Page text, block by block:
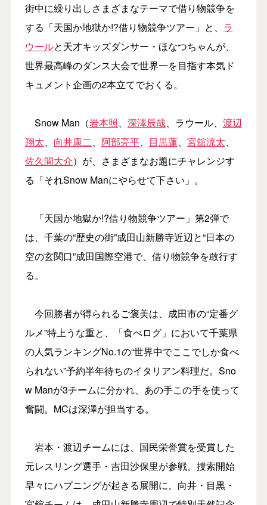
街中に繰り出しさまざまなテーマで借り物競争を
する「天国か地獄か!?借り物競争ツアー」と、 ラ
ウールと天才キッズダンサー・ほなつちゃんが、
世界最高峰のダンス大会で世界一を目指す本気ド
キュメント企画の2本立てでおくる。
Snow Man（岩本照、 深澤辰哉、ラウール、 渡辺
翔太、 向井康二、 阿部亮平、 目黒蓮、 宮舘涼太、
佐久間大介）が、さまざまなお題にチャレンジす
る「それSnow Manにやらせて下さい」。
「天国か地獄か!?借り物競争ツアー」第2弾で
は、千葉の“歴史の街”成田山新勝寺近辺と“日本の
空の玄関口”成田国際空港で、借り物競争を敢行す
る。
今回勝者が得られるご褒美は、成田市の“定番グ
ルメ”特上うな重と、「食べログ」において千葉県
の人気ランキングNo.1の“世界中でここでしか食べ
られない”予約半年待ちのイタリアン料理だ。Sno
w Manが3チームに分かれ、あの手この手を使って
奮闘。MCは深澤が担当する。
岩本・渡辺チームには、国民栄誉賞を受賞した
元レスリング選手・吉田沙保里が参戦。捜索開始
早々にハプニングが起きる展開に。向井・目黒・